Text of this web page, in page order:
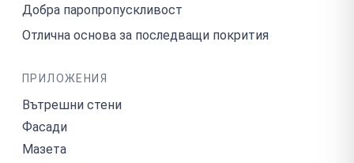
Добра паропропускливост
Отлична основа за последващи покрития
ПРИЛОЖЕНИЯ
Вътрешни стени
Фасади
Мазета